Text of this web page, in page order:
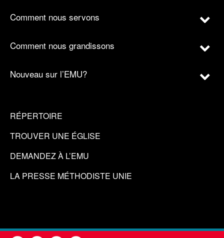
Comment nous servons
Comment nous grandissons
Nouveau sur l’EMU?
RÉPERTOIRE
TROUVER UNE ÉGLISE
DEMANDEZ À L’EMU
LA PRESSE MÉTHODISTE UNIE